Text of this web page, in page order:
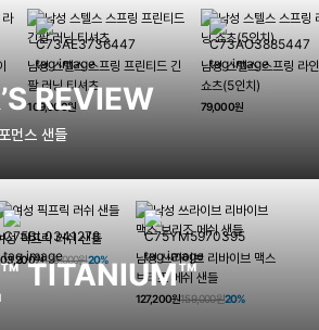
남성 스텔스 스프링 프린티드 긴
팔 러닝 티셔츠
109,000원
남성 스텔스 스프링 라
쇼츠(5인치)
79,000원
REVIEW
먼스 샌들
성 픽프릭 러쉬 샌들
원129,000원20%
남성 쓰라이브 리바이브 맥스
브리즈 메쉬 샌들
127,200원159,000원20%
TITANIUM™